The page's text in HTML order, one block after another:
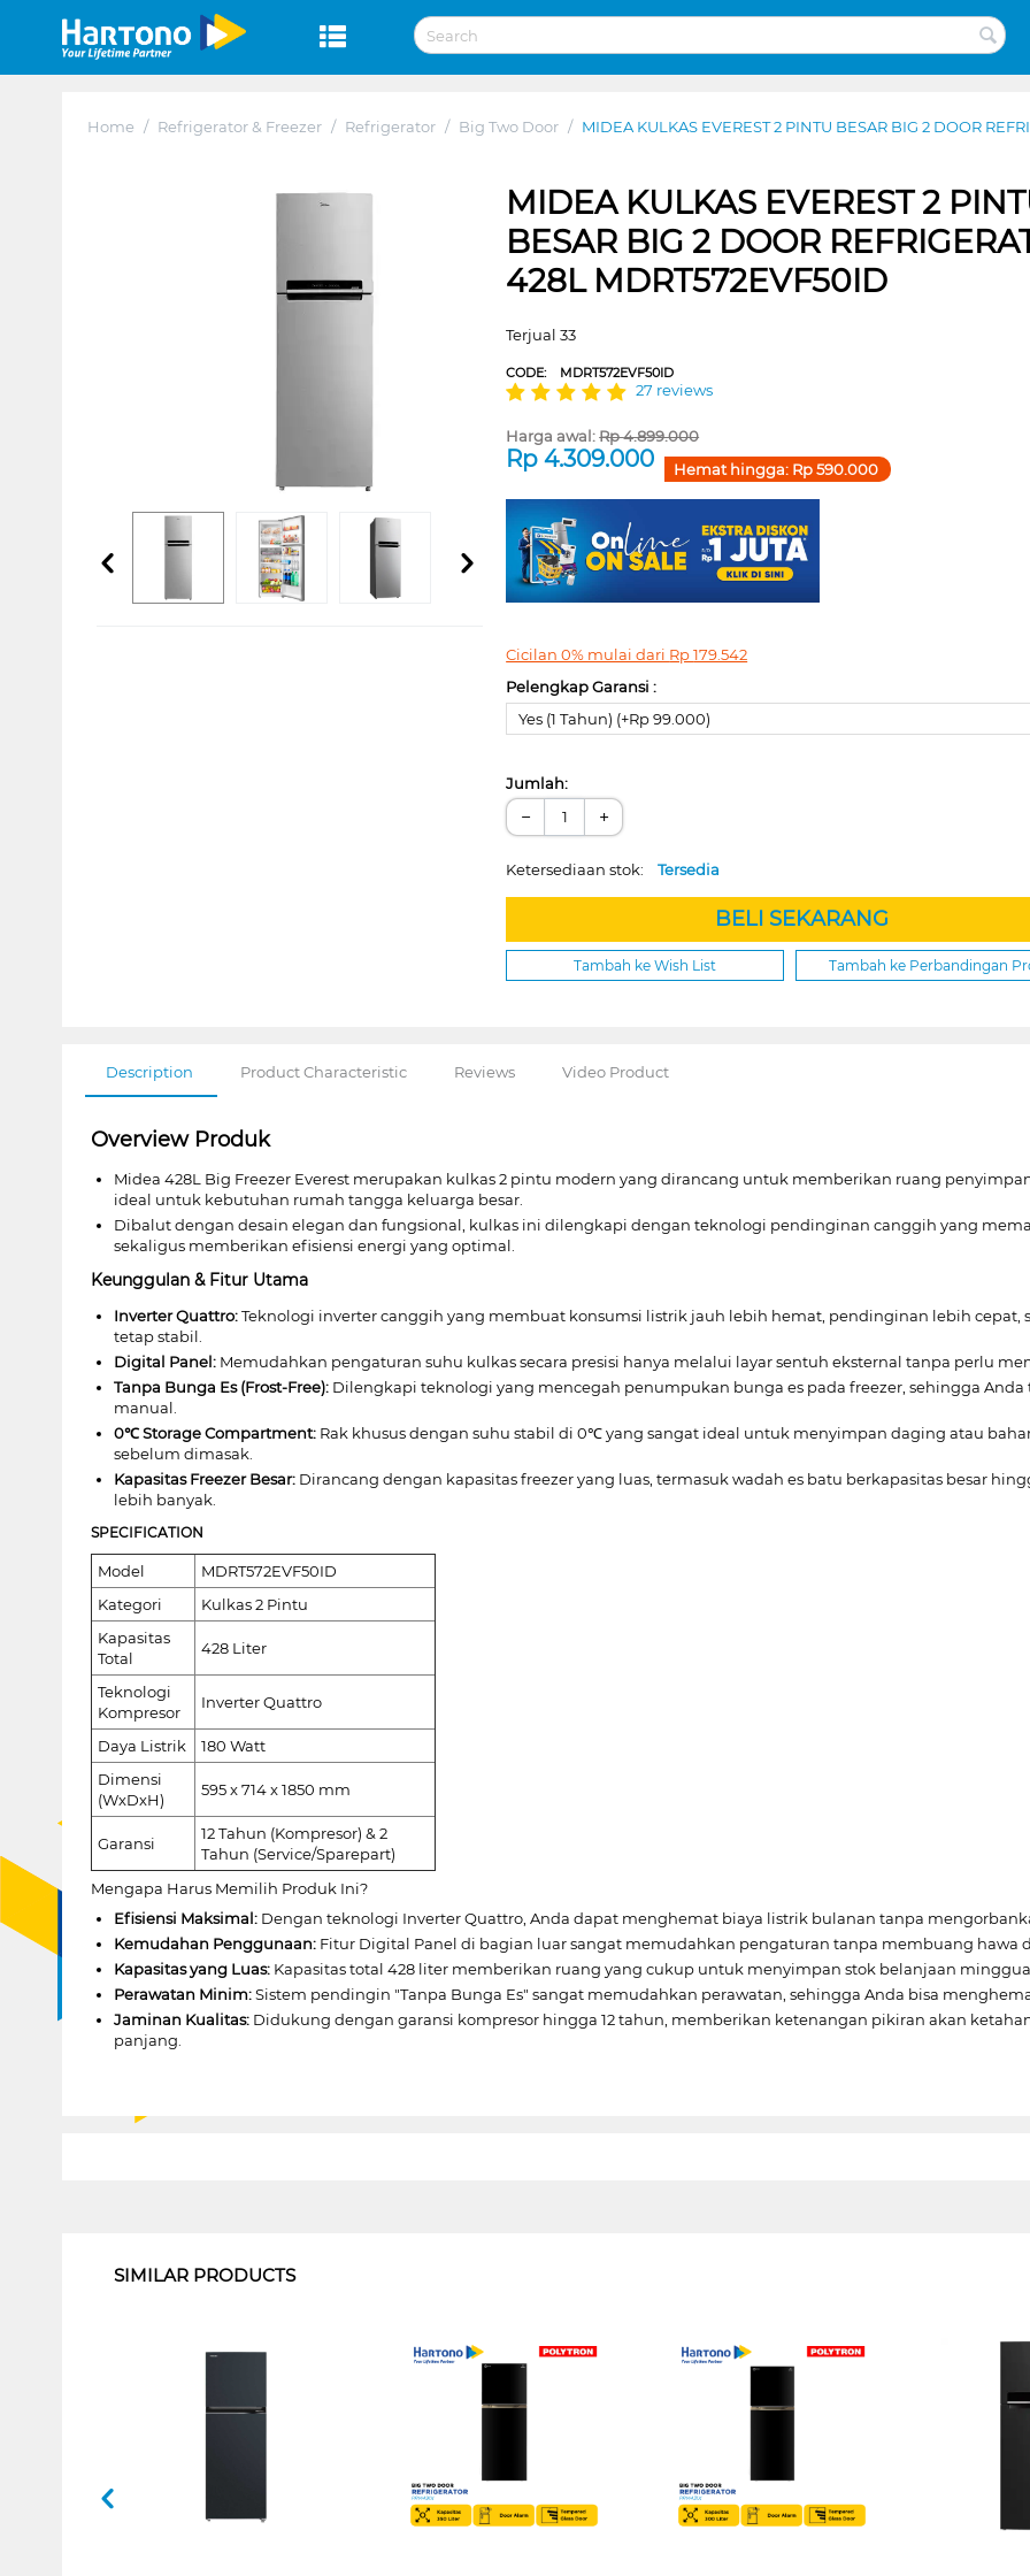
Home / Refrigerator & Freezer / Refrigerator / Big Two Door / MIDEA KULKAS EVEREST 2 PINTU BESAR BIG 2 DOOR
MIDEA KULKAS EVEREST 2
BESAR BIG 2 DOOR
428L MDRT572EVF50ID
Terjual 33
CODE: MDRT572EVF50ID
27 reviews
Harga awal:Rp4.899.000
Rp4.309.000 Hemat hingga: Rp590.000
Cicilan 0% mulai dari Rp179.542
Pelengkap Garansi :
Yes (1 Tahun) (+Rp 99.000)
Jumlah:
− +
Ketersediaan stok:Tersedia
BELI SEKARANG
Tambah ke Wish List Tambah ke Perbandingan
Description Product Characteristic Reviews Video Product
Overview Produk
Midea 428L Big Freezer Everest merupakan kulkas 2 pintu modern yang dirancang untuk memberikan ruang
ideal untuk kebutuhan rumah tangga keluarga besar.
Dibalut dengan desain elegan dan fungsional, kulkas ini dilengkapi dengan teknologi pendinginan canggih yang
sekaligus memberikan efisiensi energi yang optimal.
Keunggulan & Fitur Utama
Inverter Quattro:Teknologi inverter canggih yang membuat konsumsi listrik jauh lebih hemat, pendinginan lebih cepat,
tetap stabil.
Digital Panel:Memudahkan pengaturan suhu kulkas secara presisi hanya melalui layar sentuh eksternal tanpa perlu
Tanpa Bunga Es (Frost-Free):Dilengkapi teknologi yang mencegah penumpukan bunga es pada freezer, sehingga
manual.
0℃ Storage Compartment:Rak khusus dengan suhu stabil di 0℃ yang sangat ideal untuk menyimpan daging atau
sebelum dimasak.
Kapasitas Freezer Besar:Dirancang dengan kapasitas freezer yang luas, termasuk wadah es batu berkapasitas besar
lebih banyak.
SPECIFICATION
Model
MDRT572EVF50ID
Kategori
Kulkas 2 Pintu
Kapasitas
Total
428 Liter
Teknologi
Kompresor
Inverter Quattro
Daya Listrik
180 Watt
Dimensi
(WxDxH)
595 x 714 x 1850 mm
Garansi
12 Tahun (Kompresor) & 2
Tahun (Service/Sparepart)
Mengapa Harus Memilih Produk Ini?
Efisiensi Maksimal:Dengan teknologi Inverter Quattro, Anda dapat menghemat biaya listrik bulanan tanpa
Kemudahan Penggunaan:Fitur Digital Panel di bagian luar sangat memudahkan pengaturan tanpa membuang hawa
Kapasitas yang Luas:Kapasitas total 428 liter memberikan ruang yang cukup untuk menyimpan stok belanjaan
Perawatan Minim:Sistem pendingin "Tanpa Bunga Es" sangat memudahkan perawatan, sehingga Anda bisa
Jaminan Kualitas:Didukung dengan garansi kompresor hingga 12 tahun, memberikan ketenangan pikiran akan
panjang.
SIMILAR PRODUCTS